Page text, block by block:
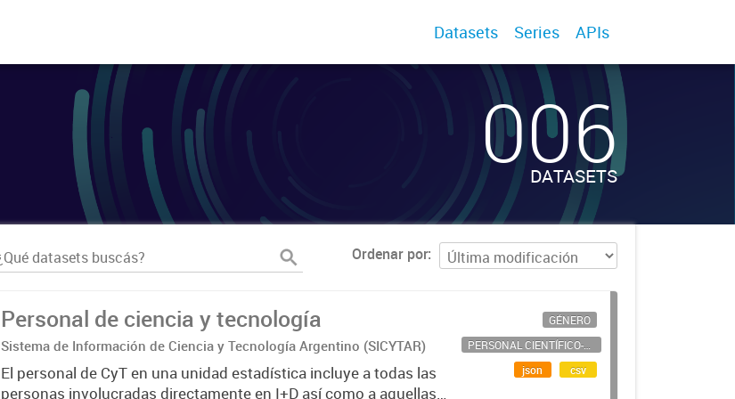
Datasets Series APIs
006
DATASETS
Ordenar por
Personal de ciencia y tecnología
Sistema de Información de Ciencia y Tecnología Argentino (SICYTAR)
El personal de CyT en una unidad estadística incluye a todas las
personas involucradas directamente en I+D así como a aquellas
GÉNERO
PERSONAL CIENTÍFICO-TECNOLÓGICO
json
csv